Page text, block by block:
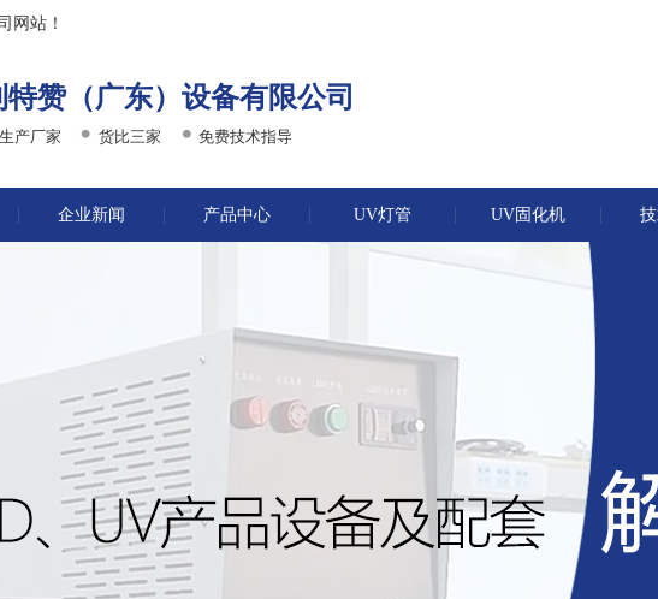
网站！
特赞（广东）设备有限公司
生产厂家 货比三家 免费技术指导
企业新闻 产品中心 UV灯管 UV固化机